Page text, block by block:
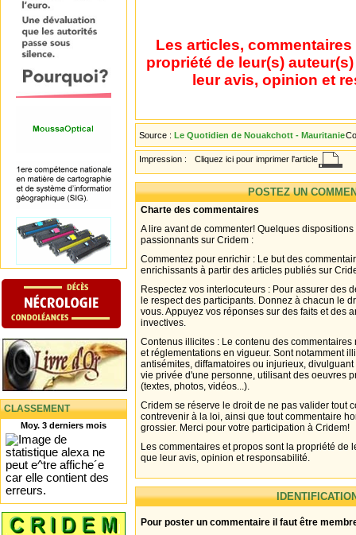
CLASSEMENT
Moy. 3 derniers mois
Les articles,
propriété de leur(s)
leur avis, opinion et
Source : Le Quotidien de Nouakchott - Mauritanie
Impression : Cliquez ici pour imprimer l'article
POSTEZ UN
Charte des commentaires
A lire avant de commenter! Quelques
passionnants sur Cridem :
Commentez pour enrichir : Le but des
enrichissants à partir des articles publiés sur
Respectez vos interlocuteurs : Pour assurer des
le respect des participants. Donnez à chacun le
vous. Appuyez vos réponses sur des faits et des
invectives.
Contenus illicites : Le contenu des
et réglementations en vigueur. Sont notamment
antisémites, diffamatoires ou injurieux,
vie privée d'une personne, utilisant des oeuvres
(textes, photos, vidéos...).
Cridem se réserve le droit de ne pas valider tout
contrevenir à la loi, ainsi que tout commentaire
grossier. Merci pour votre participation à Cridem!
Les commentaires et propos sont la propriété de
que leur avis, opinion et responsabilité.
Pour poster un commentaire il faut être